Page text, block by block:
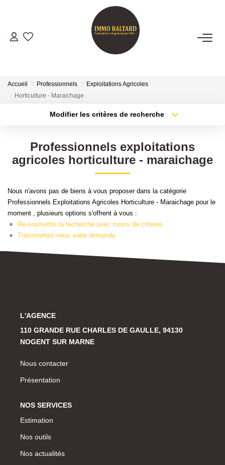
VENTES
LOCATIONS
GESTION
ESTIMATION
NOTRE AGENCE
Présentation
Notre Équipe
Historique
Accueil Professionnels
Exploitations Agricoles
Horticulture - Maraichage
Modifier les critères de recherche
Sélectionnez...
Type de bien
Surface min
Créer une alerte
Professionnels exploitations
agricoles horticulture - maraichage
Nous n'avons pas de biens à vous proposer dans la catégorie
Professionnels Exploitations Agricoles Horticulture - Maraichage pour le
moment , plusieurs options s'offrent à vous :
Re-soumettre la recherche avec moins de critères.
Transmettez-nous votre demande
L'AGENCE
110 GRANDE RUE CHARLES DE GAULLE, 94130
NOGENT SUR MARNE
Nous contacter
Présentation
NOS SERVICES
Estimation
Nos outils
Nos actualités